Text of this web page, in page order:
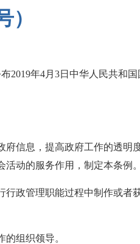
2019年4月 3日中华人民共和
信息，提高政府工作的透明
动的服务作用，制定本条例。
政管理职能过程中制作或者
组织领导。